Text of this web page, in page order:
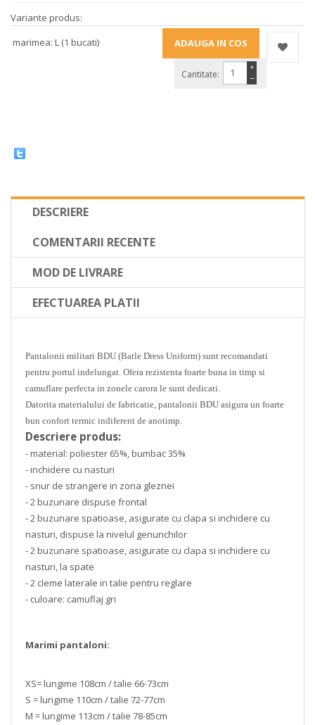
Variante produs:
marimea: L (1 bucati)
Cantitate: −
+
DESCRIERE
COMENTARII RECENTE
MOD DE LIVRARE
EFECTUAREA PLATII
Pantalonii militari BDU (Batle Dress Uniform) sunt recomandati
pentru portul indelungat. Ofera rezistenta foarte buna in timp si
camuflare perfecta in zonele carora le sunt dedicati.
Datorita materialului de fabricatie, pantalonii BDU asigura un foarte
bun confort termic indiferent de anotimp.
Descriere produs:
- material: poliester 65%, bumbac 35%
- inchidere cu nasturi
- snur de strangere in zona gleznei
- 2 buzunare dispuse frontal
- 2 buzunare spatioase, asigurate cu clapa si inchidere cu
nasturi, dispuse la nivelul genunchilor
- 2 buzunare spatioase, asigurate cu clapa si inchidere cu
nasturi, la spate
- 2 cleme laterale in talie pentru reglare
- culoare: camuflaj gri
Marimi pantaloni:
XS= lungime 108cm / talie 66-73cm
S =lungime 110cm / talie 72-77cm
M =lungime 113cm / talie 78-85cm